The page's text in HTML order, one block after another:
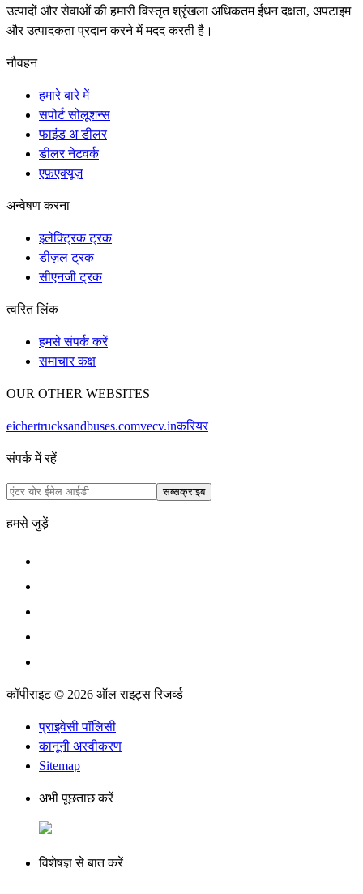
उत्पादों और सेवाओं की हमारी विस्तृत श्रृंखला अधिकतम ईंधन दक्षता, अपटाइम
और उत्पादकता प्रदान करने में मदद करती है।
नौवहन
हमारे बारे में
सपोर्ट सोलूशन्स
फाइंड अ डीलर
डीलर नेटवर्क
एफ़एक्यूज़
अन्वेषण करना
इलेक्ट्रिक ट्रक
डीज़ल ट्रक
सीएनजी ट्रक
त्वरित लिंक
हमसे संपर्क करें
समाचार कक्ष
OUR OTHER WEBSITES
eichertrucksandbuses.comvecv.inकरियर
संपर्क में रहें
सब्सक्राइब
हमसे जुड़ें
कॉपीराइट © 2026 ऑल राइट्स रिजर्व्ड
प्राइवेसी पॉलिसी
कानूनी अस्वीकरण
Sitemap
अभी पूछताछ करें
विशेषज्ञ से बात करें